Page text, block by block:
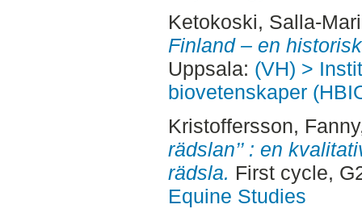
Ketokoski, Salla-Mari
Finland – en
Uppsala: (VH) >
biovetenskaper
Kristoffersson, Fanny
rädslan’’ : en
rädsla. First cycle,
Equine Studies